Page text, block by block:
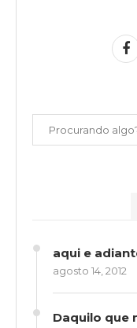
aqui e
agosto 14, 2012
Daquilo que